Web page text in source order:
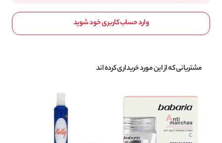
وارد حساب کاربری خود شوید
مشتریانی که از این مورد خریداری کرده اند